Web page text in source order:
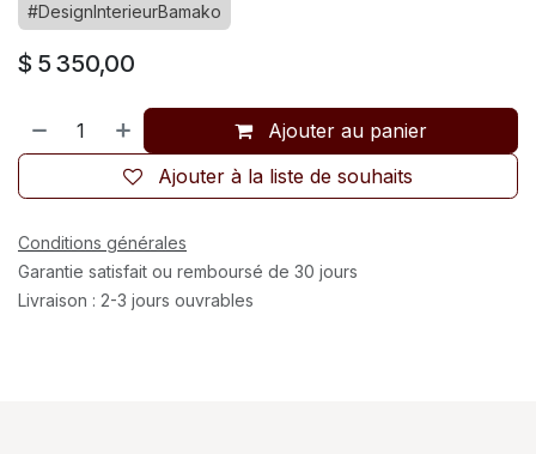
#DesignInterieurBamako
$ 5 350,00
Ajouter au panier
Ajouter à la liste de souhaits
Conditions générales
Garantie satisfait ou remboursé de 30 jours
Livraison : 2-3 jours ouvrables